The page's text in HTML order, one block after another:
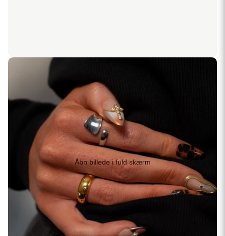
Åbn billede i fuld skærm